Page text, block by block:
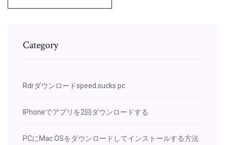
Category
Rdrダウンロードspeed.sucks pc
IPhoneでアプリを2回ダウンロードする
PCにMac OSをダウンロードしてインストールする方法